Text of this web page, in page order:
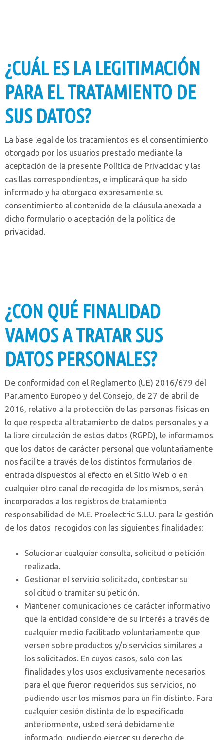
¿CUÁL ES LA LEGITIMACIÓN
PARA EL TRATAMIENTO DE
SUS DATOS?
La base legal de los tratamientos es el consentimiento
otorgado por los usuarios prestado mediante la
aceptación de la presente Política de Privacidad y las
casillas correspondientes, e implicará que ha sido
informado y ha otorgado expresamente su
consentimiento al contenido de la cláusula anexada a
dicho formulario o aceptación de la política de
privacidad.
¿CON QUÉ FINALIDAD
VAMOS A TRATAR SUS
DATOS PERSONALES?
De conformidad con el Reglamento (UE) 2016/679 del
Parlamento Europeo y del Consejo, de 27 de abril de
2016, relativo a la protección de las personas físicas en
lo que respecta al tratamiento de datos personales y a
la libre circulación de estos datos (RGPD), le informamos
que los datos de carácter personal que voluntariamente
nos facilite a través de los distintos formularios de
entrada dispuestos al efecto en el Sitio Web o en
cualquier otro canal de recogida de los mismos, serán
incorporados a los registros de tratamiento
responsabilidad de M.E. Proelectric S.L.U. para la gestión
de los datos recogidos con las siguientes finalidades:
Solucionar cualquier consulta, solicitud o petición
realizada.
Gestionar el servicio solicitado, contestar su
solicitud o tramitar su petición.
Mantener comunicaciones de carácter informativo
que la entidad considere de su interés a través de
cualquier medio facilitado voluntariamente que
versen sobre productos y/o servicios similares a
los solicitados. En cuyos casos, solo con las
finalidades y los usos exclusivamente necesarios
para el que fueron requeridos sus servicios, no
pudiendo usar los mismos para un fin distinto. Para
cualquier cesión distinta de lo especificado
anteriormente, usted será debidamente
informado, pudiendo ejercer su derecho de